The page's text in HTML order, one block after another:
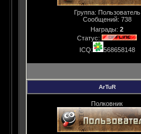
Группа: Пользователь
Сообщений: 738
Награды: 2
Статус:
ICQ:
568658148
ArTuR
Полковник